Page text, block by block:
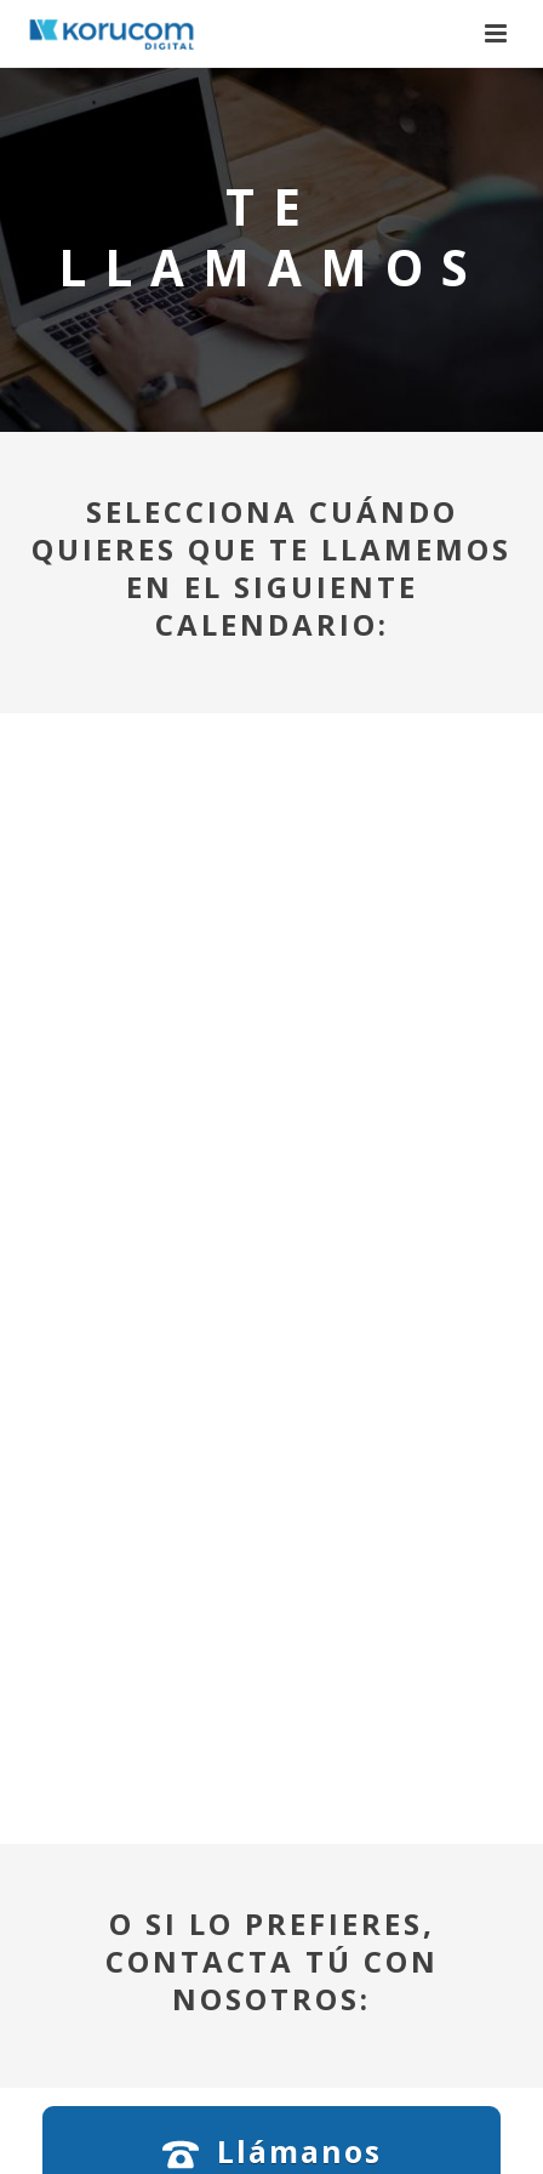
TE
LLAMAMOS
SELECCIONA CUÁNDO
QUIERES QUE TE LLAMEMOS
EN EL SIGUIENTE
CALENDARIO:
O SI LO PREFIERES,
CONTACTA TÚ CON
NOSOTROS:
Llámanos